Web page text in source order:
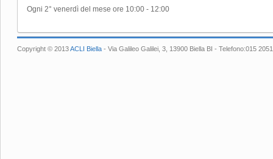
Ogni 2° venerdì del mese ore 10:00 - 12:00
Copyright © 2013ACLI Biella - Via Galileo Galilei, 3, 13900 Biella BI - Telefono:015